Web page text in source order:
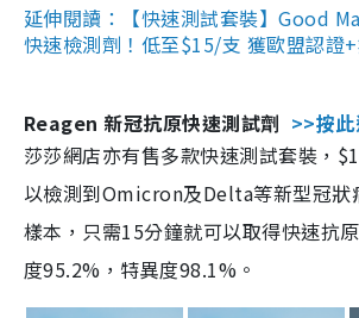
延伸閱讀：【快速測試套裝】Good
快速檢測劑！低至$15/支 獲歐盟認證
Reagen 新冠抗原快速測試劑 >>按
莎莎網店亦有售多款快速測試套裝，
以檢測到Omicron及Delta等新型冠狀
樣本，只需15分鐘就可以取得快速抗
度95.2%，特異度98.1%。